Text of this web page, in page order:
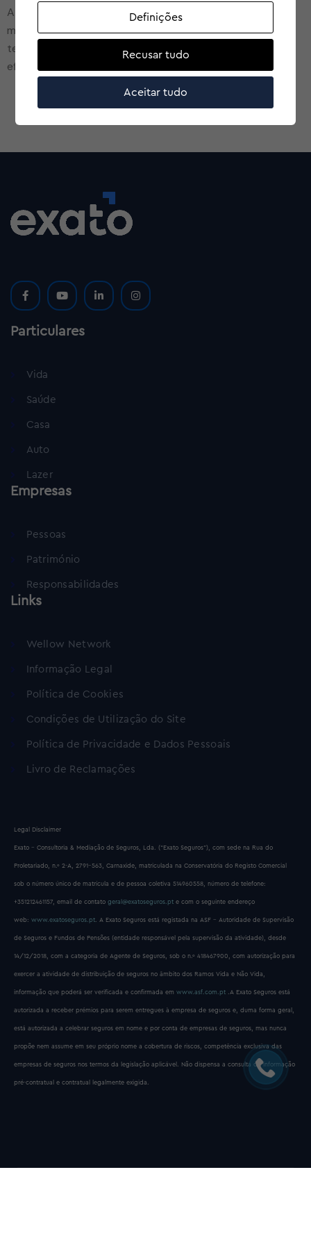
A participação da Exato®Seguros na AIVØLUT1ØN foi
mais um passo significativo na estratégia de integrar
tecnologias de ponta para criar soluções inovadoras e
eficientes no mercado segurador.
Particulares
Vida
Saúde
Casa
Auto
Lazer
Empresas
Pessoas
Património
Responsabilidades
Links
Wellow Network
Informação Legal
Política de Cookies
Condições de Utilização do Site
Política de Privacidade e Dados Pessoais
Livro de Reclamações
Legal Disclaimer
Exato – Consultoria & Mediação de Seguros, Lda. (“Exato Seguros”), com sede na Rua do
Proletariado, n.º 2-A, 2791-563, Carnaxide, matriculada na Conservatória do Registo Comercial
sob o número único de matrícula e de pessoa coletiva 514960558, número de telefone:
+351212461157, email de contato geral@exatoseguros.pt e com o seguinte endereço
web: www.exatoseguros.pt. A Exato Seguros está registada na ASF – Autoridade de Supervisão
de Seguros e Fundos de Pensões (entidade responsável pela supervisão da atividade), desde
14/12/2018, com a categoria de Agente de Seguros, sob o n.º 418467900, com autorização para
exercer a atividade de distribuição de seguros no âmbito dos Ramos Vida e Não Vida,
informação que poderá ser verificada e confirmada em www.asf.com.pt .A Exato Seguros está
autorizada a receber prémios para serem entregues à empresa de seguros e, duma forma geral,
está autorizada a celebrar seguros em nome e por conta de empresas de seguros, mas nunca
propõe nem assume em seu próprio nome a cobertura de riscos, competência exclusiva das
empresas de seguros nos termos da legislação aplicável. Não dispensa a consulta da informação
pré-contratual e contratual legalmente exigida.
Definições
Recusar tudo
Aceitar tudo